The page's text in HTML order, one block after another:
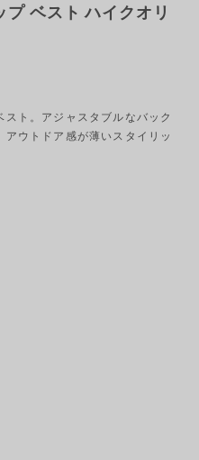
ベスト ハイクオリ
ト。アジャスタブルなバック
ウトドア感が薄いスタイリッ